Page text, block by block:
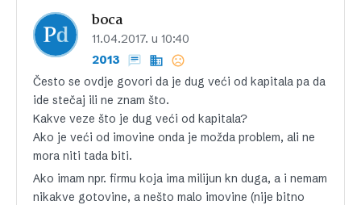
boca
11.04.2017. u 10:40
2013
Često se ovdje govori da je dug veći od kapitala pa da
ide stečaj ili ne znam što.
Kakve veze što je dug veći od kapitala?
Ako je veći od imovine onda je možda problem, ali ne
mora niti tada biti.
Ako imam npr. firmu koja ima milijun kn duga, a i nemam
nikakve gotovine, a nešto malo imovine (nije bitno